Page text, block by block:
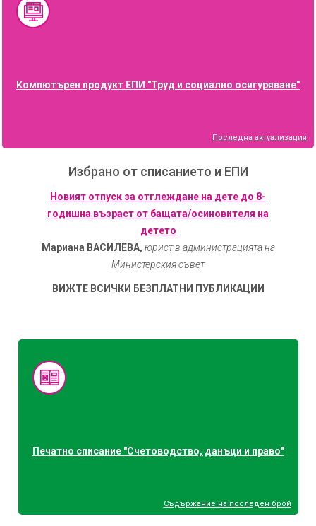
Компютърен продукт ЕПИ "Труд и социално осигуряване"
Последна актуализация
Избрано от списанието и ЕПИ
Новият отпуск за отглеждане на дете до 8-
годишна възраст от бащата/осиновителя на
детето
Мариана ВАСИЛЕВА, юрист в администрацията на
Министерския съвет
ВИЖТЕ ВСИЧКИ БЕЗПЛАТНИ ПУБЛИКАЦИИ
Печатно списание "Счетоводство, данъци и право"
Съдържание на последен брой